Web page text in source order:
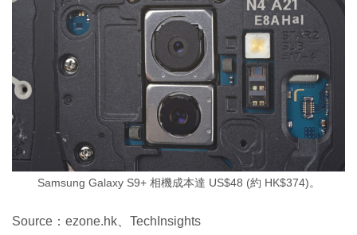
Samsung Galaxy S9+ 相機成本達 US$48 (約 HK$374)。
Source：ezone.hk、TechInsights